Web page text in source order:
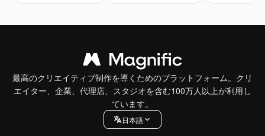
最高のクリエイティブ制作を導くためのプラットフォーム。クリ
エイター、企業、代理店、スタジオを含む100万人以上が利用し
ています。
日本語